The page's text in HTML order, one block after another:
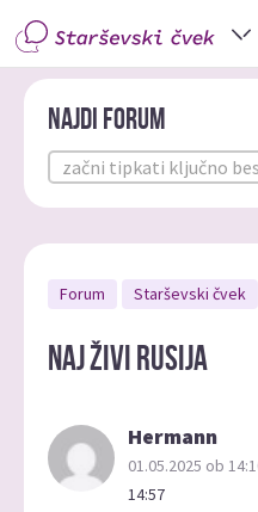
Najdi forum
Forum Starševski čvek
NAJ ŽIVI RUSIJA
Hermann
01.05.2025 ob
14:57